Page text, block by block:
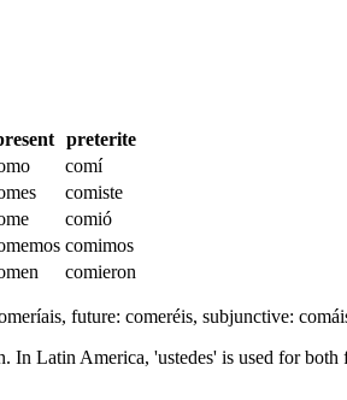
preterite
comí
comiste
comió
comimos
comieron
future: comeréis, subjunctive:
In Latin America, 'ustedes' is used for